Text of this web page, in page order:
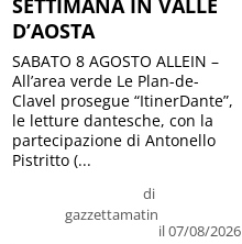
SETTIMANA IN VALLE
D’AOSTA
di
gazzettamatin
il 07/08/2026
SABATO 8 AGOSTO ALLEIN –
All’area verde Le Plan-de-
Clavel prosegue “ItinerDante”,
le letture dantesche, con la
partecipazione di Antonello
Pistritto (...